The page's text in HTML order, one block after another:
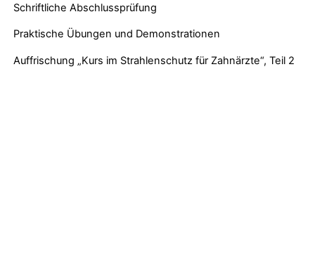
Schriftliche Abschlussprüfung
Praktische Übungen und Demonstrationen
Auffrischung „Kurs im Strahlenschutz für Zahnärzte“, Teil 2